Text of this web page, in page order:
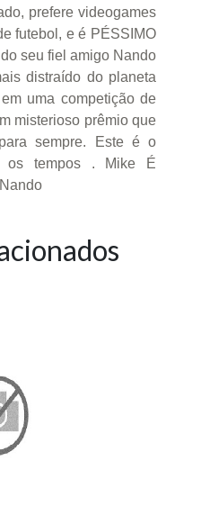
prefere videogames
futebol, e é PÉSSIMO
seu fiel amigo Nando
distraído do planeta
uma competição de
misterioso prêmio que
sempre. Este é o
os tempos . Mike É